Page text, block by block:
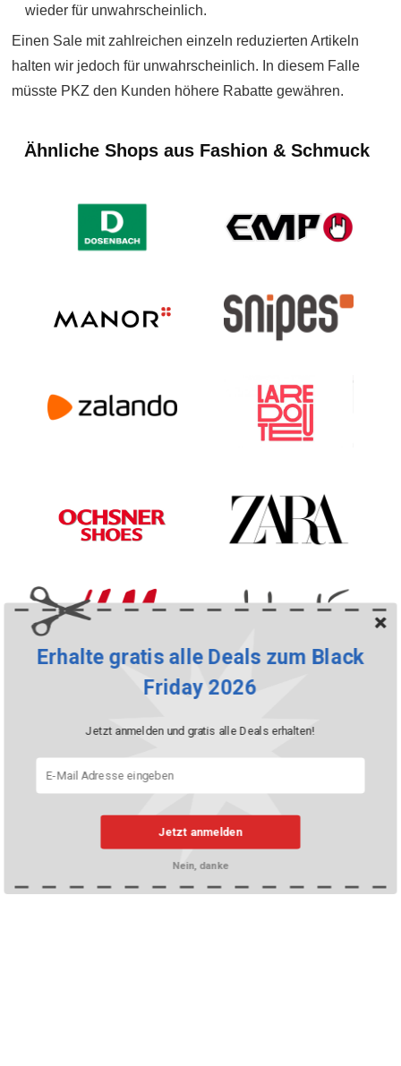
wieder für unwahrscheinlich.
Einen Sale mit zahlreichen einzeln reduzierten Artikeln
halten wir jedoch für unwahrscheinlich. In diesem Falle
müsste PKZ den Kunden höhere Rabatte gewähren.
Ähnliche Shops aus Fashion & Schmuck
Alle Mode-Shops anzeigen
Jetzt anmelden
Erhalte gratis alle Deals zum Black
Friday 2026
Jetzt anmelden und gratis alle Deals erhalten!
Nein, danke